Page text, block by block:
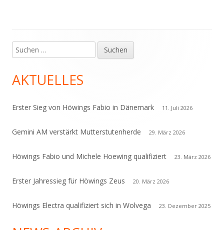
Haupt-
Seitenleiste
Suchen
nach:
AKTUELLES
Erster Sieg von Höwings Fabio in Dänemark 11. Juli 2026
Gemini AM verstärkt Mutterstutenherde 29. März 2026
Höwings Fabio und Michele Hoewing qualifiziert 23. März 2026
Erster Jahressieg für Höwings Zeus 20. März 2026
Höwings Electra qualifiziert sich in Wolvega 23. Dezember 2025